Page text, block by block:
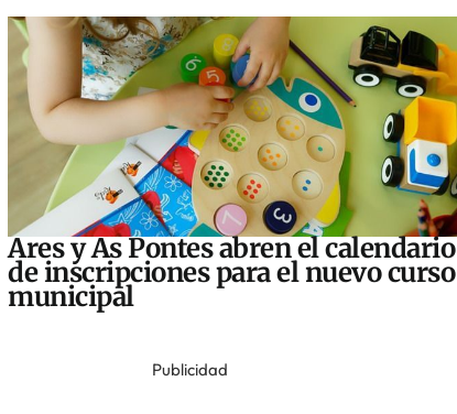
Ares y As Pontes abren el calendario
de inscripciones para el nuevo curso
municipal
Publicidad